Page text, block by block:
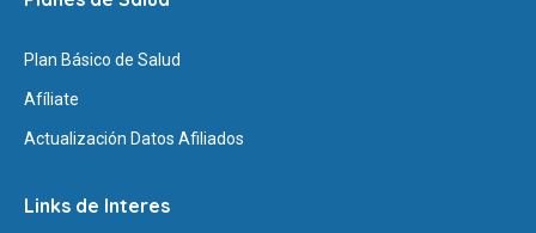
Plan Básico de Salud
Afíliate
Actualización Datos Afiliados
Links de Interes